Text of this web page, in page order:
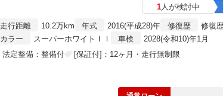
1人が検討中
走行距離 10.2万km 年式 2016(平成28)年 修復歴
修復
カラー
スーパーホワイトＩＩ 車検
2028(令和10)年1月
法定整備：整備付
[保証付]：12ヶ月・走行無制限